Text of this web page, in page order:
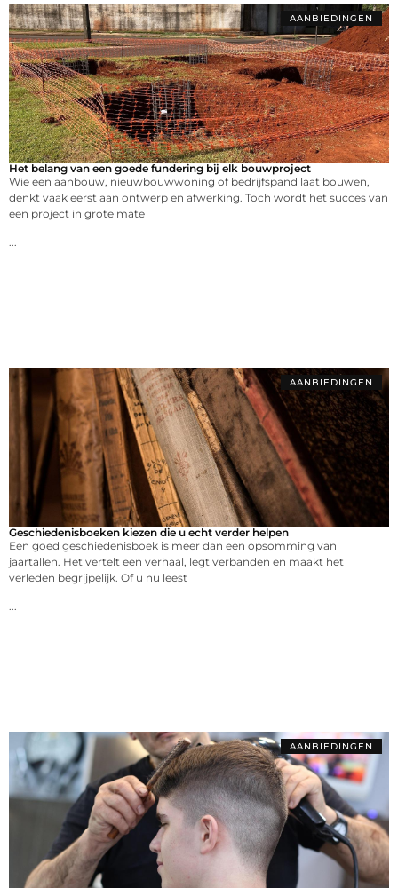
AANBIEDINGEN
Het belang van een goede fundering bij elk bouwproject
Wie een aanbouw, nieuwbouwwoning of bedrijfspand laat bouwen,
denkt vaak eerst aan ontwerp en afwerking. Toch wordt het succes van
een project in grote mate
...
AANBIEDINGEN
Geschiedenisboeken kiezen die u echt verder helpen
Een goed geschiedenisboek is meer dan een opsomming van
jaartallen. Het vertelt een verhaal, legt verbanden en maakt het
verleden begrijpelijk. Of u nu leest
...
AANBIEDINGEN